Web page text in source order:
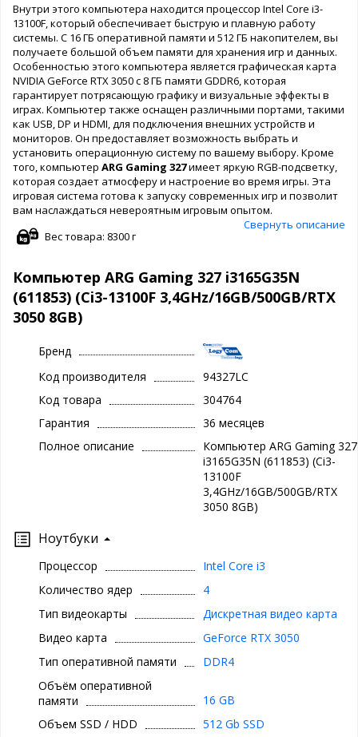
Внутри этого компьютера находится процессор Intel Core i3-
13100F, который обеспечивает быструю и плавную работу
системы. С 16 ГБ оперативной памяти и 512 ГБ накопителем, вы
получаете большой объем памяти для хранения игр и данных.
Особенностью этого компьютера является графическая карта
NVIDIA GeForce RTX 3050 с 8 ГБ памяти GDDR6, которая
гарантирует потрясающую графику и визуальные эффекты в
играх. Компьютер также оснащен различными портами, такими
как USB, DP и HDMI, для подключения внешних устройств и
мониторов. Он предоставляет возможность выбрать и
установить операционную систему по вашему выбору. Кроме
того, компьютер ARG Gaming 327имеет яркую RGB-подсветку,
которая создает атмосферу и настроение во время игры. Эта
игровая система готова к запуску современных игр и позволит
вам наслаждаться невероятным игровым опытом.
Свернуть описание
Вес товара: 8300 г
Компьютер ARG Gaming 327 i3165G35N
(611853) (Ci3-13100F 3,4GHz/16GB/500GB/RTX
3050 8GB)
Бренд
Код производителя
94327LC
Код товара
304764
Гарантия
36 месяцев
Полное описание
Компьютер ARG Gaming 327
i3165G35N (611853) (Ci3-
13100F
3,4GHz/16GB/500GB/RTX
3050 8GB)
Ноутбуки
Процессор
Intel Core i3
Количество ядер
4
Тип видеокарты
Дискретная видео карта
Видео карта
GeForce RTX 3050
Тип оперативной памяти
DDR4
Объём оперативной
памяти
16 GB
Объем SSD / HDD
512 Gb SSD